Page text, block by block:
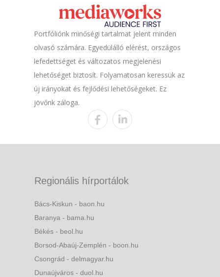
Portfóliónk minőségi tartalmat jelent minden
olvasó számára. Egyedülálló elérést, országos
lefedettséget és változatos megjelenési
lehetőséget biztosít. Folyamatosan keressük az
új irányokat és fejlődési lehetőségeket. Ez
jövőnk záloga.
Regionális hírportálok
Bács-Kiskun - baon.hu
Baranya - bama.hu
Békés - beol.hu
Borsod-Abaúj-Zemplén - boon.hu
Csongrád - delmagyar.hu
Dunaújváros - duol.hu